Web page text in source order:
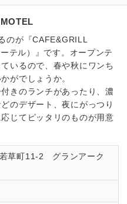
のが『CAFE&GRILL
テル）』です。オープンテ
いるので、春や秋にワンち
がでしょうか。
きのランチがあったり、濃
のデザート、夜にがっつり
じてピッタリのものが用意
草町11-2 グランアーク